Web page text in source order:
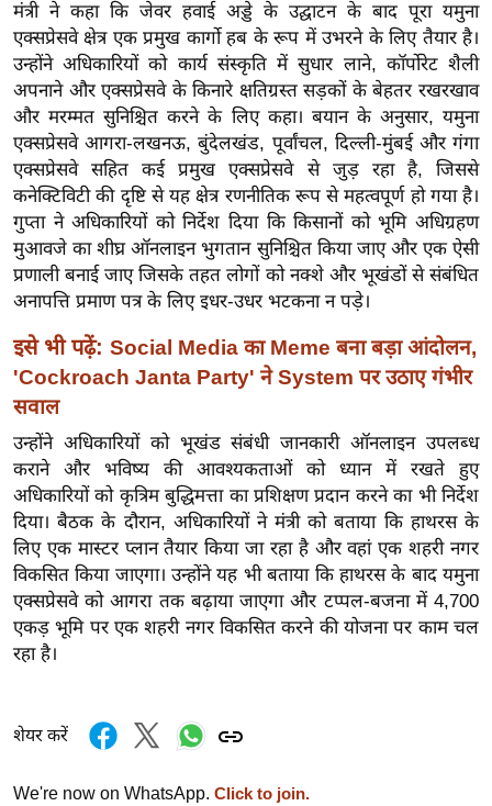
ख्सि
य
त
यं
ग
इं
डि
या
सा
हि
ज
ग
त
ऑ
टो
व
र्ल्ड
न्यू
ज
ब्री
फ
रं
न
मंत्री ने कहा कि जेवर हवाई अड्डे के उद्घाटन के बाद पूरा यमुना
एक्सप्रेसवे क्षेत्र एक प्रमुख कार्गो हब के रूप में उभरने के लिए तैयार है।
उन्होंने अधिकारियों को कार्य संस्कृति में सुधार लाने, कॉर्पोरेट शैली
अपनाने और एक्सप्रेसवे के किनारे क्षतिग्रस्त सड़कों के बेहतर रखरखाव
और मरम्मत सुनिश्चित करने के लिए कहा। बयान के अनुसार, यमुना
एक्सप्रेसवे आगरा-लखनऊ, बुंदेलखंड, पूर्वांचल, दिल्ली-मुंबई और गंगा
एक्सप्रेसवे सहित कई प्रमुख एक्सप्रेसवे से जुड़ रहा है, जिससे
कनेक्टिविटी की दृष्टि से यह क्षेत्र रणनीतिक रूप से महत्वपूर्ण हो गया है।
गुप्ता ने अधिकारियों को निर्देश दिया कि किसानों को भूमि अधिग्रहण
मुआवजे का शीघ्र ऑनलाइन भुगतान सुनिश्चित किया जाए और एक ऐसी
प्रणाली बनाई जाए जिसके तहत लोगों को नक्शे और भूखंडों से संबंधित
अनापत्ति प्रमाण पत्र के लिए इधर-उधर भटकना न पड़े।
इसे भी पढ़ें: Social Media का Meme बना बड़ा आंदोलन,
'Cockroach Janta Party' ने System पर उठाए गंभीर
सवाल
उन्होंने अधिकारियों को भूखंड संबंधी जानकारी ऑनलाइन उपलब्ध
कराने और भविष्य की आवश्यकताओं को ध्यान में रखते हुए
अधिकारियों को कृत्रिम बुद्धिमत्ता का प्रशिक्षण प्रदान करने का भी निर्देश
दिया। बैठक के दौरान, अधिकारियों ने मंत्री को बताया कि हाथरस के
लिए एक मास्टर प्लान तैयार किया जा रहा है और वहां एक शहरी नगर
विकसित किया जाएगा। उन्होंने यह भी बताया कि हाथरस के बाद यमुना
एक्सप्रेसवे को आगरा तक बढ़ाया जाएगा और टप्पल-बजना में 4,700
एकड़ भूमि पर एक शहरी नगर विकसित करने की योजना पर काम चल
रहा है।
शेयर करें
We're now on WhatsApp. Click to join.